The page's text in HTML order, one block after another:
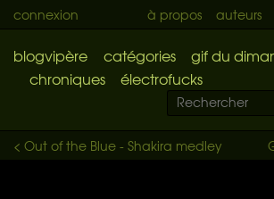
connexion à propos auteurs
blogvipère catégories
gif du
chroniques
électrofucks
< Out of the Blue - Shakira medley